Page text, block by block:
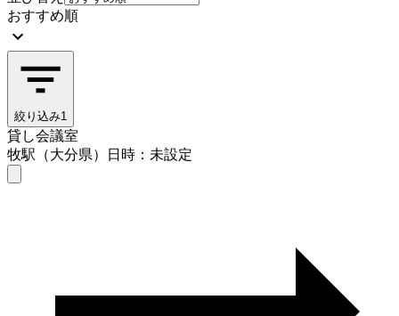
おすすめ順
絞り込み1
貸し会議室
牧駅（大分県）
日時：未設定